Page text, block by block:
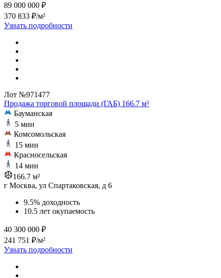
89 000 000 ₽
370 833 ₽/м²
Узнать подробности
Лот №971477
Продажа торговой площади (ГАБ) 166.7 м²
Бауманская
5 мин
Комсомольская
15 мин
Красносельская
14 мин
166.7 м²
г Москва, ул Спартаковская, д 6
9.5% доходность
10.5 лет окупаемость
40 300 000 ₽
241 751 ₽/м²
Узнать подробности